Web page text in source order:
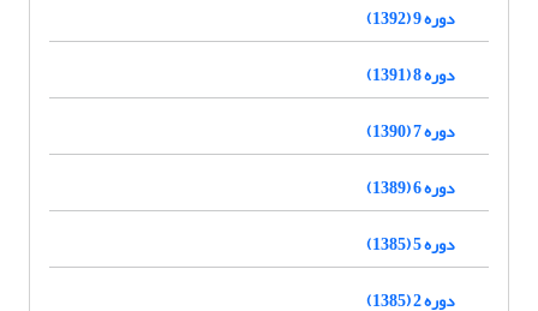
دوره 9 (1392)
دوره 8 (1391)
دوره 7 (1390)
دوره 6 (1389)
دوره 5 (1385)
دوره 2 (1385)